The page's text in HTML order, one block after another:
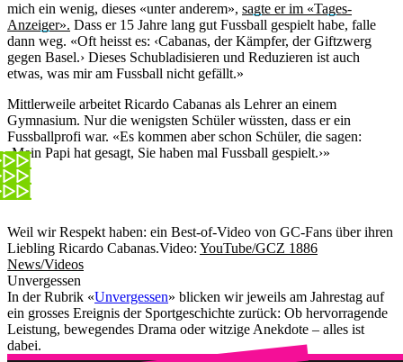
mich ein wenig, dieses «unter anderem», sagte er im «Tages-
Anzeiger». Dass er 15 Jahre lang gut Fussball gespielt habe, falle
dann weg. «Oft heisst es: ‹Cabanas, der Kämpfer, der Giftzwerg
gegen Basel.› Dieses Schubladisieren und Reduzieren ist auch
etwas, was mir am Fussball nicht gefällt.»
Mittlerweile arbeitet Ricardo Cabanas als Lehrer an einem
Gymnasium. Nur die wenigsten Schüler wüssten, dass er ein
Fussballprofi war. «Es kommen aber schon Schüler, die sagen:
‹Mein Papi hat gesagt, Sie haben mal Fussball gespielt.›»
Weil wir Respekt haben: ein Best-of-Video von GC-Fans über ihren
Liebling Ricardo Cabanas.Video: YouTube/GCZ 1886
News/Videos
Unvergessen
In der Rubrik «Unvergessen» blicken wir jeweils am Jahrestag auf
ein grosses Ereignis der Sportgeschichte zurück: Ob hervorragende
Leistung, bewegendes Drama oder witzige Anekdote – alles ist
dabei.